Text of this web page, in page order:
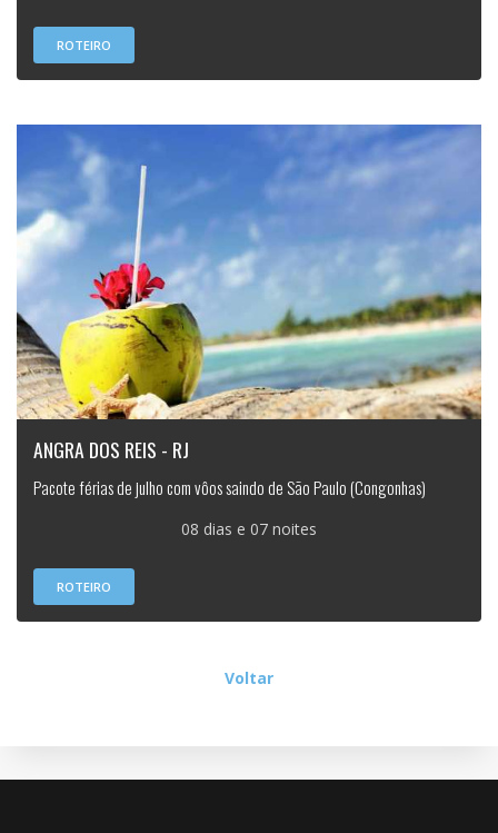
ROTEIRO
ANGRA DOS REIS - RJ
Pacote férias de julho com vôos saindo de São Paulo (Congonhas)
08 dias e 07 noites
ROTEIRO
Voltar